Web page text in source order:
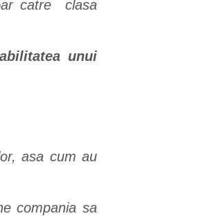
catre clasa
unui
asa cum au
compania sa